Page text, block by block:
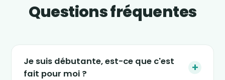
Questions fréquentes
Je suis débutante, est-ce que c'est
fait pour moi ?
+